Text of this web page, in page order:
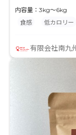
着手し、えのき
す。 長期保存
種類のサイズを
内容量：3kg～6kg
食感
低カロリー
有限会社南九